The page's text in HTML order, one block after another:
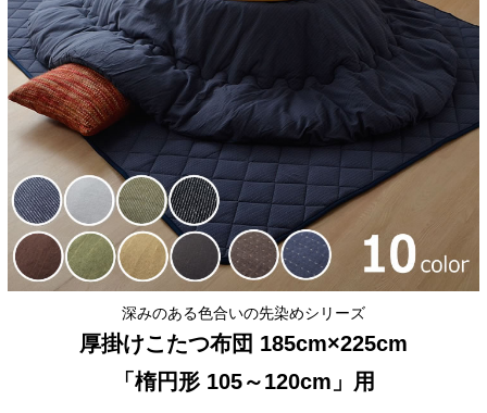
深みのある色合いの先染めシリーズ
厚掛けこたつ布団 185cm×225cm
「楕円形 105～120cm」用